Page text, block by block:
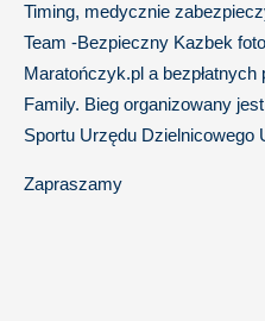
Timing, medycznie
Team -Bezpieczny Kazbek
Maratończyk.pl a bezpłatnych
Family. Bieg organizowany
Sportu Urzędu Dzielnicowego
Zapraszamy